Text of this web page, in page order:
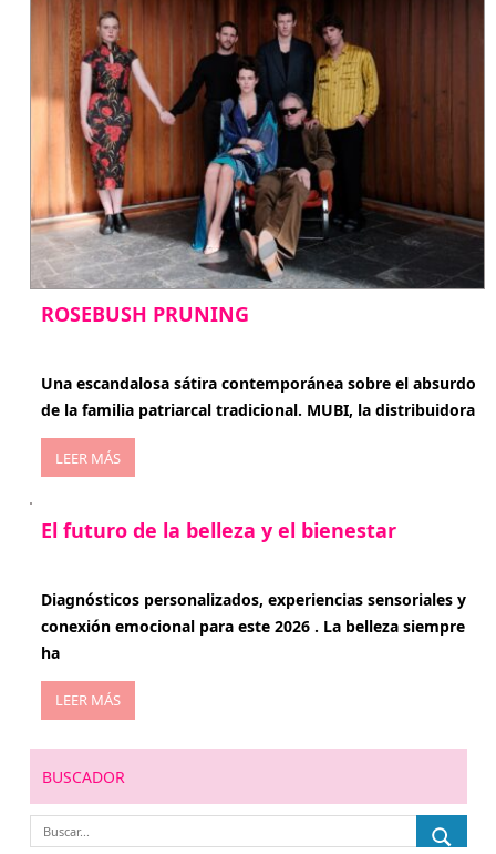
ROSEBUSH PRUNING
Una escandalosa sátira contemporánea sobre el absurdo
de la familia patriarcal tradicional. MUBI, la distribuidora
LEER MÁS
El futuro de la belleza y el bienestar
Diagnósticos personalizados, experiencias sensoriales y
conexión emocional para este 2026 . La belleza siempre
ha
LEER MÁS
BUSCADOR